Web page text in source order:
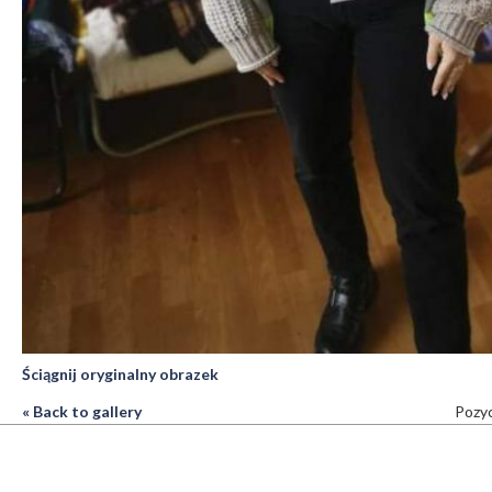
Ściągnij oryginalny obrazek
« Back to gallery